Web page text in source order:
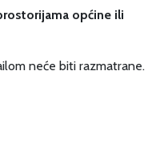
općine ili
neće biti razmatrane.